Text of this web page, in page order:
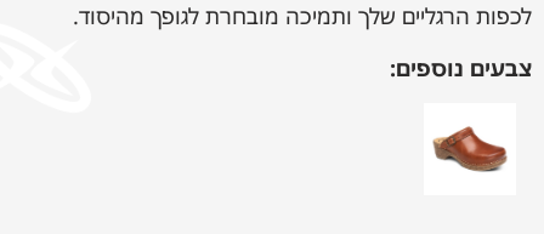
לכפות הרגליים שלך ותמיכה מובחרת לגופך מהיסוד.
צבעים נוספים: